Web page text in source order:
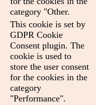
category "Other.
This cookie is set by
GDPR Cookie
Consent plugin. The
cookie is used to
store the user consent
for the cookies in the
category
"Performance".